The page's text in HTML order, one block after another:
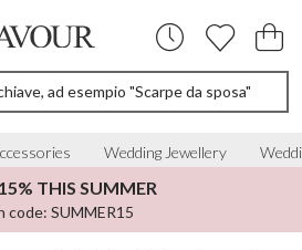
ad esempio "Scarpe da sposa"
Wedding Jewellery
THIS SUMMER
code: SUMMER15